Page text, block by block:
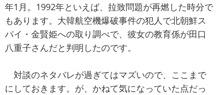
年1月。1992年といえば、拉致問題が再燃した時分で
もあります。大韓航空機爆破事件の犯人で北朝鮮ス
パイ・金賢姫への取り調べで、彼女の教育係が田口
八重子さんだと判明したのです。
対談のネタバレが過ぎてはマズいので、ここまで
にしておきます。が、かねて気になっていた点だっ